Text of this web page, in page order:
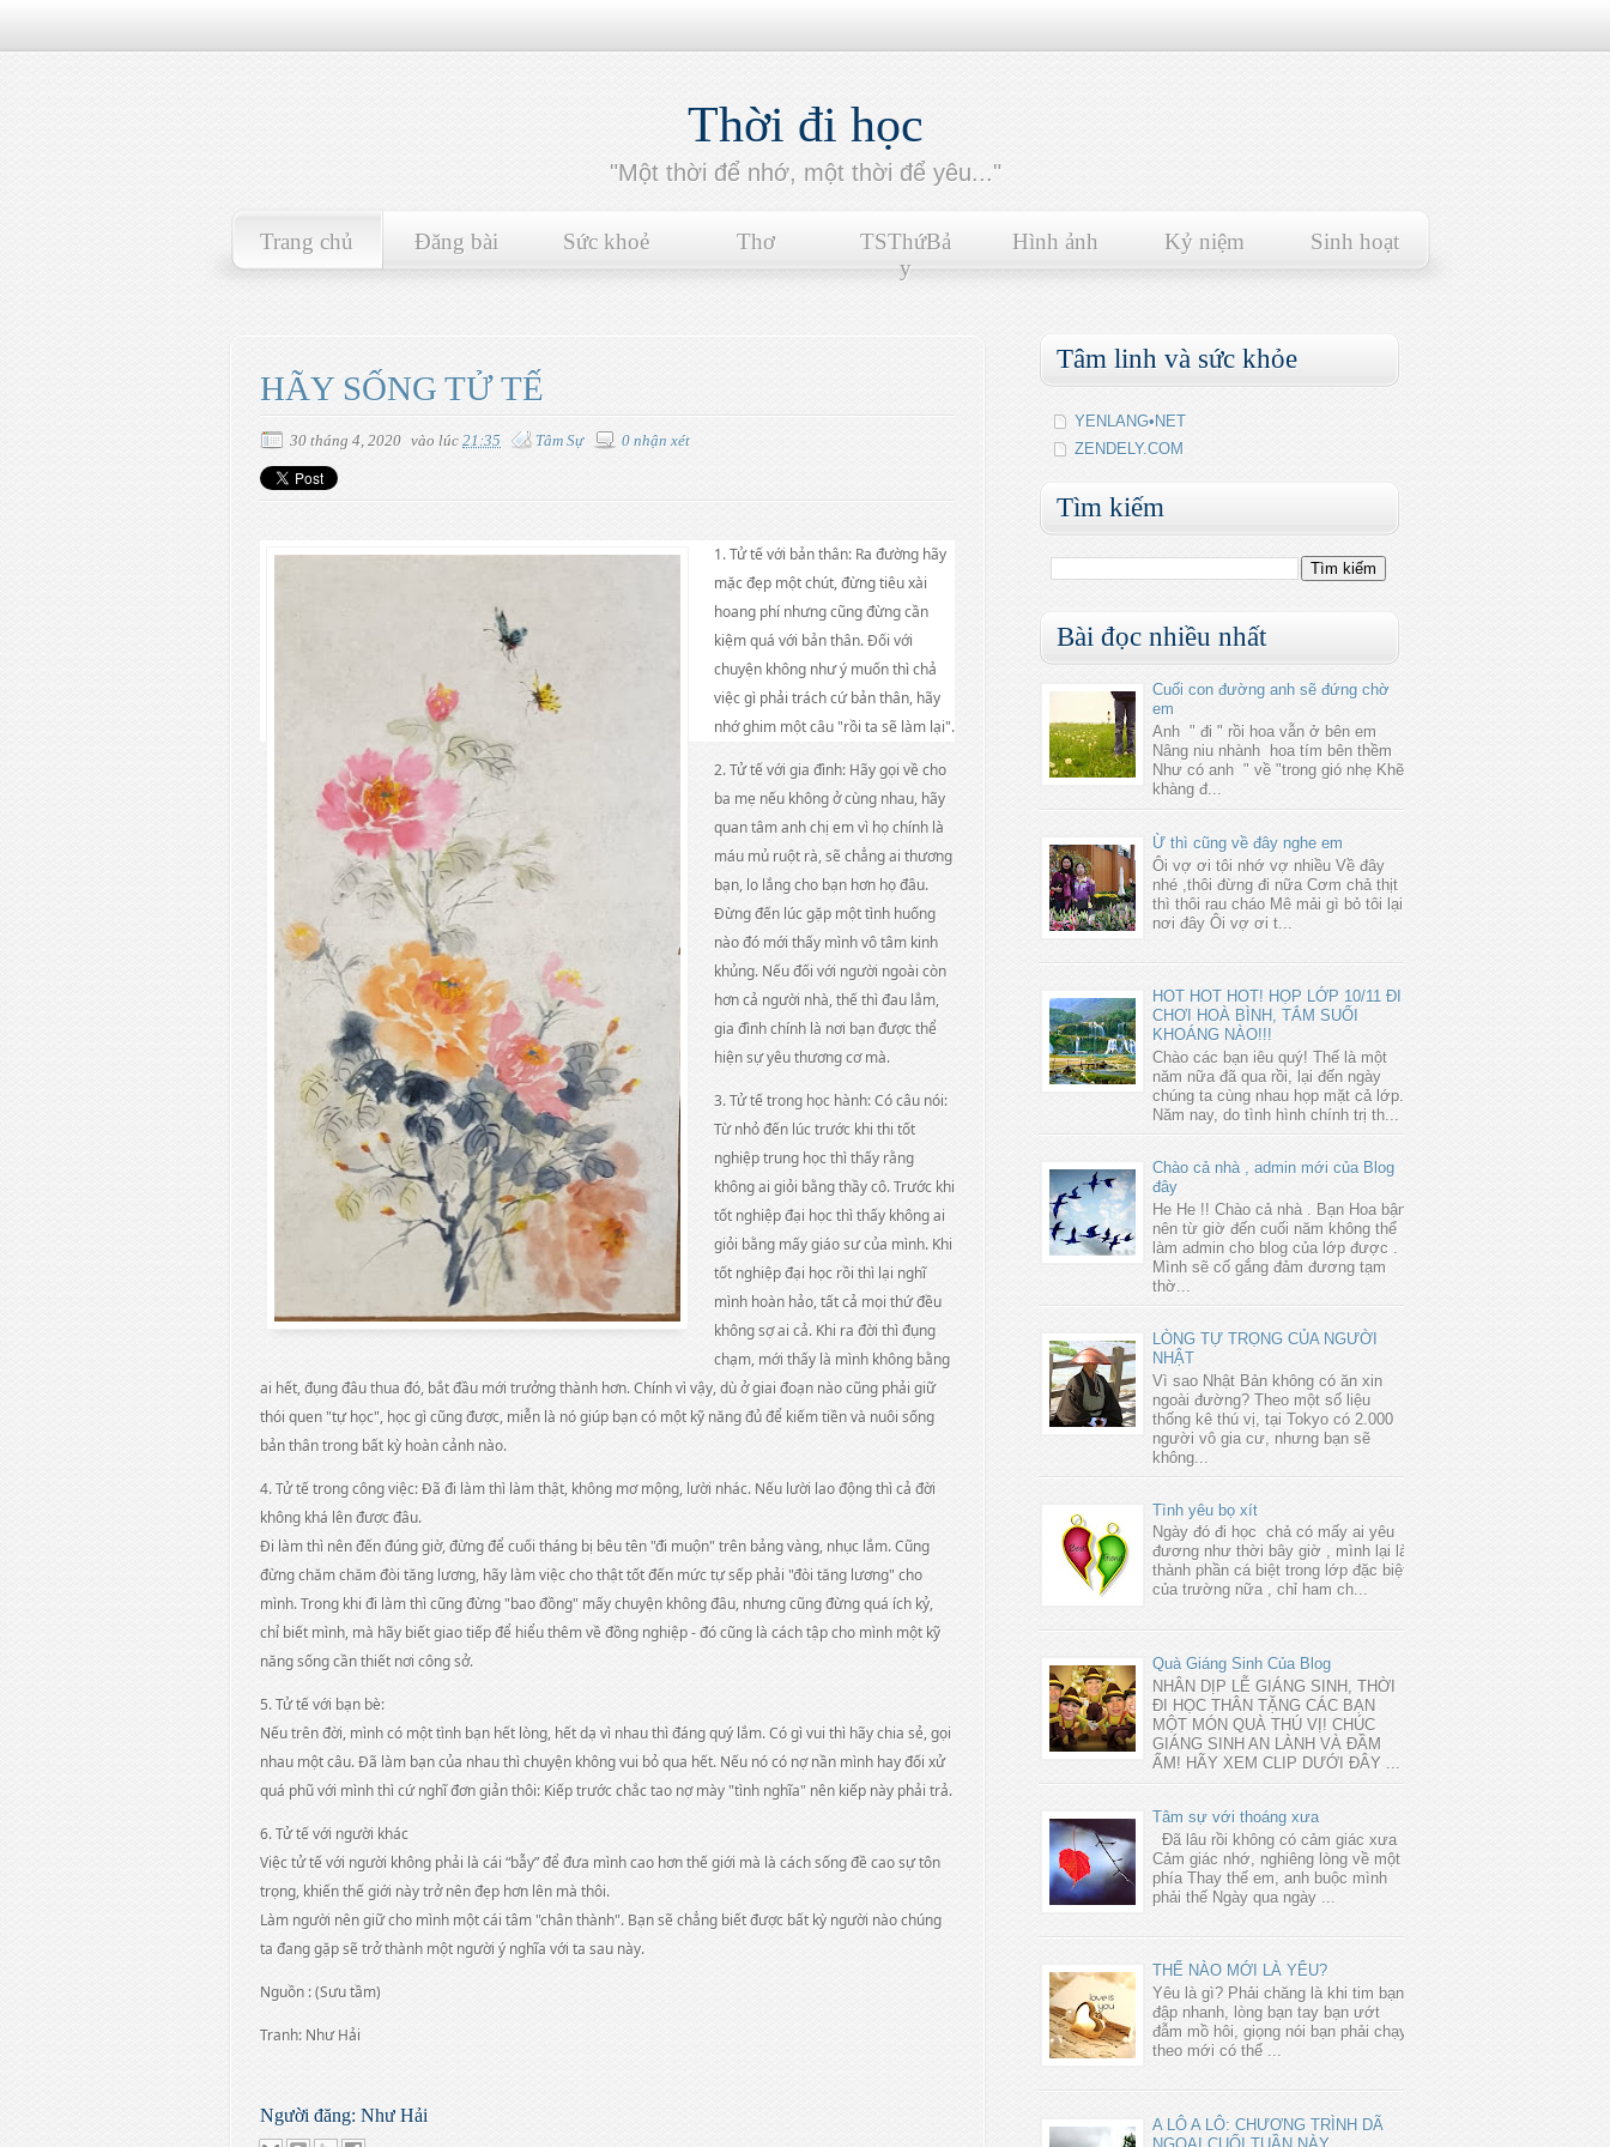
Thời đi học
"Một thời để nhớ, một thời để yêu..."
Trang chủ Đăng bài Sức khoẻ Thơ
TSThứBả
y
Hình ảnh Kỷ niệm Sinh hoạt
HÃY SỐNG TỬ TẾ
30 tháng 4, 2020 vào lúc 21:35 Tâm Sự 0 nhận xét
1. Tử tế với bản thân: Ra đường hãy
mặc đẹp một chút, đừng tiêu xài
hoang phí nhưng cũng đừng cần
kiệm quá với bản thân. Đối với
chuyện không như ý muốn thì chả
việc gì phải trách cứ bản thân, hãy
nhớ ghim một câu "rồi ta sẽ làm lại".
2. Tử tế với gia đình: Hãy gọi về cho
ba mẹ nếu không ở cùng nhau, hãy
quan tâm anh chị em vì họ chính là
máu mủ ruột rà, sẽ chẳng ai thương
bạn, lo lắng cho bạn hơn họ đâu.
Đừng đến lúc gặp một tình huống
nào đó mới thấy mình vô tâm kinh
khủng. Nếu đối với người ngoài còn
hơn cả người nhà, thế thì đau lắm,
gia đình chính là nơi bạn được thể
hiện sự yêu thương cơ mà.
3. Tử tế trong học hành: Có câu nói:
Từ nhỏ đến lúc trước khi thi tốt
nghiệp trung học thì thấy rằng
không ai giỏi bằng thầy cô. Trước khi
tốt nghiệp đại học thì thấy không ai
giỏi bằng mấy giáo sư của mình. Khi
tốt nghiệp đại học rồi thì lại nghĩ
mình hoàn hảo, tất cả mọi thứ đều
không sợ ai cả. Khi ra đời thì đụng
chạm, mới thấy là mình không bằng
ai hết, đụng đâu thua đó, bắt đầu mới trưởng thành hơn. Chính vì vậy, dù ở giai đoạn nào cũng phải giữ
thói quen "tự học", học gì cũng được, miễn là nó giúp bạn có một kỹ năng đủ để kiếm tiền và nuôi sống
bản thân trong bất kỳ hoàn cảnh nào.
4. Tử tế trong công việc: Đã đi làm thì làm thật, không mơ mộng, lười nhác. Nếu lười lao động thì cả đời
không khá lên được đâu.
Đi làm thì nên đến đúng giờ, đừng để cuối tháng bị bêu tên "đi muộn" trên bảng vàng, nhục lắm. Cũng
đừng chăm chăm đòi tăng lương, hãy làm việc cho thật tốt đến mức tự sếp phải "đòi tăng lương" cho
mình. Trong khi đi làm thì cũng đừng "bao đồng" mấy chuyện không đâu, nhưng cũng đừng quá ích kỷ,
chỉ biết mình, mà hãy biết giao tiếp để hiểu thêm về đồng nghiệp - đó cũng là cách tập cho mình một kỹ
năng sống cần thiết nơi công sở.
5. Tử tế với bạn bè:
Nếu trên đời, mình có một tình bạn hết lòng, hết dạ vì nhau thì đáng quý lắm. Có gì vui thì hãy chia sẻ, gọi
nhau một câu. Đã làm bạn của nhau thì chuyện không vui bỏ qua hết. Nếu nó có nợ nần mình hay đối xử
quá phũ với mình thì cứ nghĩ đơn giản thôi: Kiếp trước chắc tao nợ mày "tình nghĩa" nên kiếp này phải trả.
6. Tử tế với người khác
Việc tử tế với người không phải là cái “bẫy” để đưa mình cao hơn thế giới mà là cách sống đề cao sự tôn
trọng, khiến thế giới này trở nên đẹp hơn lên mà thôi.
Làm người nên giữ cho mình một cái tâm "chân thành". Bạn sẽ chẳng biết được bất kỳ người nào chúng
ta đang gặp sẽ trở thành một người ý nghĩa với ta sau này.
Nguồn : (Sưu tầm)
Tranh: Như Hải
Người đăng: Như Hải
Tâm linh và sức khỏe
YENLANG•NET
ZENDELY.COM
Tìm kiếm
Bài đọc nhiều nhất
Cuối con đường anh sẽ đứng chờ
em
Anh " đi " rồi hoa vẫn ở bên em
Nâng niu nhành hoa tím bên thềm
Như có anh " về "trong gió nhẹ Khẽ
khàng đ...
Ừ thì cũng về đây nghe em
Ôi vợ ơi tôi nhớ vợ nhiều Về đây
nhé ,thôi đừng đi nữa Cơm chả thịt
thì thôi rau cháo Mê mải gì bỏ tôi lại
nơi đây Ôi vợ ơi t...
HOT HOT HOT! HỌP LỚP 10/11 ĐI
CHƠI HOÀ BÌNH, TẮM SUỐI
KHOÁNG NÀO!!!
Chào các bạn iêu quý! Thế là một
năm nữa đã qua rồi, lại đến ngày
chúng ta cùng nhau họp mặt cả lớp.
Năm nay, do tình hình chính trị th...
Chào cả nhà , admin mới của Blog
đây
He He !! Chào cả nhà . Bạn Hoa bận
nên từ giờ đến cuối năm không thể
làm admin cho blog của lớp được .
Mình sẽ cố gắng đảm đương tạm
thờ...
LÒNG TỰ TRỌNG CỦA NGƯỜI
NHẬT
Vì sao Nhật Bản không có ăn xin
ngoài đường? Theo một số liệu
thống kê thú vị, tại Tokyo có 2.000
người vô gia cư, nhưng bạn sẽ
không...
Tình yêu bọ xít
Ngày đó đi học chả có mấy ai yêu
đương như thời bây giờ , mình lại là
thành phần cá biệt trong lớp đặc biệt
của trường nữa , chỉ ham ch...
Quà Giáng Sinh Của Blog
NHÂN DỊP LỄ GIÁNG SINH, THỜI
ĐI HỌC THÂN TẶNG CÁC BẠN
MỘT MÓN QUÀ THÚ VỊ! CHÚC
GIÁNG SINH AN LÀNH VÀ ĐẦM
ẤM! HÃY XEM CLIP DƯỚI ĐÂY ...
Tâm sự với thoáng xưa
Đã lâu rồi không có cảm giác xưa
Cảm giác nhớ, nghiêng lòng về một
phía Thay thế em, anh buộc mình
phải thế Ngày qua ngày ...
THẾ NÀO MỚI LÀ YÊU?
Yêu là gì? Phải chăng là khi tim bạn
đập nhanh, lòng bạn tay bạn ướt
đẫm mồ hôi, giọng nói bạn phải chạy
theo mới có thể ...
A LÔ A LÔ: CHƯƠNG TRÌNH DÃ